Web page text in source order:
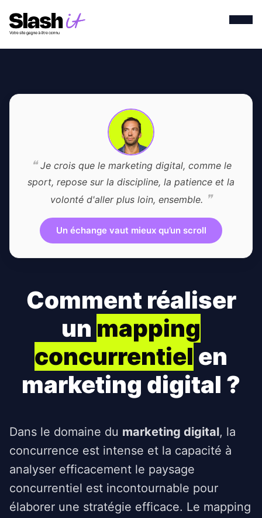
❝Je crois que le marketing digital, comme le
sport, repose sur la discipline, la patience et la
volonté d'aller plus loin, ensemble. ❞
Un échange vaut mieux qu’un scroll
Comment réaliser
un mapping
concurrentiel en
marketing digital ?
Dans le domaine du marketing digital, la
concurrence est intense et la capacité à
analyser efficacement le paysage
concurrentiel est incontournable pour
élaborer une stratégie efficace. Le mapping